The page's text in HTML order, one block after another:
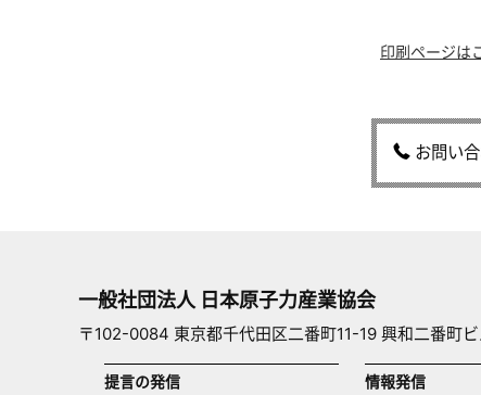
印刷ページは
お問い
一般社団法人 日本原子力産業協会
〒102-0084 東京都千代田区二番町11-19 興和二番町
提言の発信 情報発信